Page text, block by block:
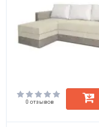
0 отзывов